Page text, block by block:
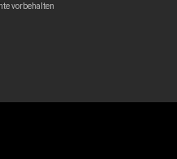
vorbehalten